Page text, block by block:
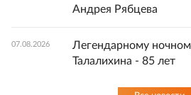
Андрея Рябцева
07.08.2026
Легендарному
Талалихина - 85 лет